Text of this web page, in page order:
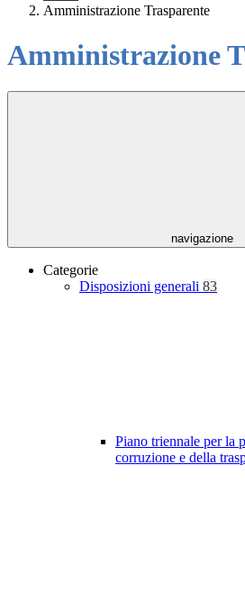
Amministrazione Trasparente
Amministrazione
navigazione
Categorie
Disposizioni generali 83
Piano triennale per la
corruzione e della